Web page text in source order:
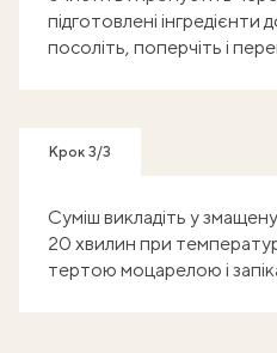
підготовлені
посоліть, поперчіть і
Крок 3/3
Суміш викладіть у
20 хвилин при
тертою моцарелою і